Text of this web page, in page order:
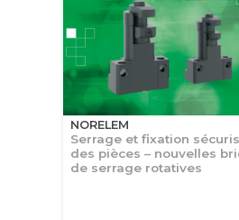
NORELEM
Serrage et fixation
des pièces – nouvelles
de serrage rotatives